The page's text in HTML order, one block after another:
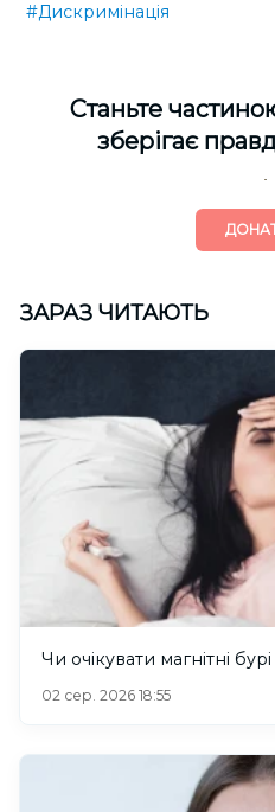
#Дискримінація
Cтаньте
зберігає
ЗАРАЗ ЧИТАЮТЬ
Чи очікувати магнітні
02 сер. 2026 18:55